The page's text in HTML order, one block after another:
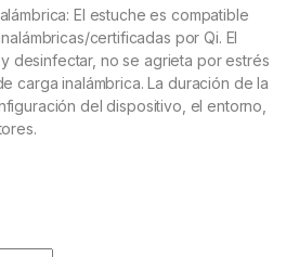
El estuche es compatible
certificadas por Qi. El
desinfectar, no se agrieta por estrés
carga inalámbrica. La duración de la
del dispositivo, el entorno,